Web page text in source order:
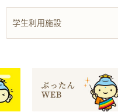
学生利用施設